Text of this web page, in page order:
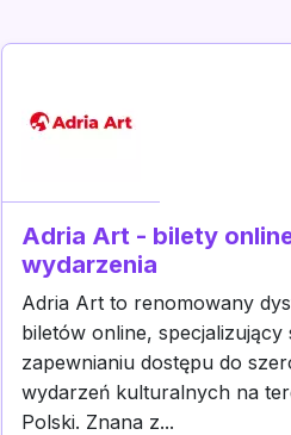
Adria Art - bilety
wydarzenia
Adria Art to renomowany
biletów online, specjalizujący
zapewnianiu dostępu do
wydarzeń kulturalnych na
Polski. Znana z...